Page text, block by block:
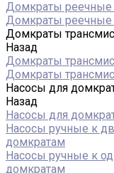
Домкраты
Домкраты реечные
Домкраты
Назад
Домкраты
Домкраты
Насосы для
Назад
Насосы для
Насосы ручные к
домкратам
Насосы ручные к
домкратам